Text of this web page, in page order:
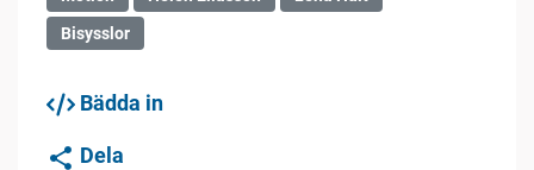
Bisysslor
Bädda in
Dela